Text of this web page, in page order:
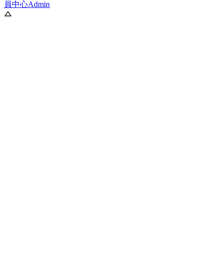
員中心Admin